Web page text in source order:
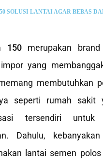
SOLUSI LANTAI AGAR BEBAS
150merupakan brand
yang
membutuhkan
seperti rumah sakit
tersendiri
Dahulu,
lantai semen